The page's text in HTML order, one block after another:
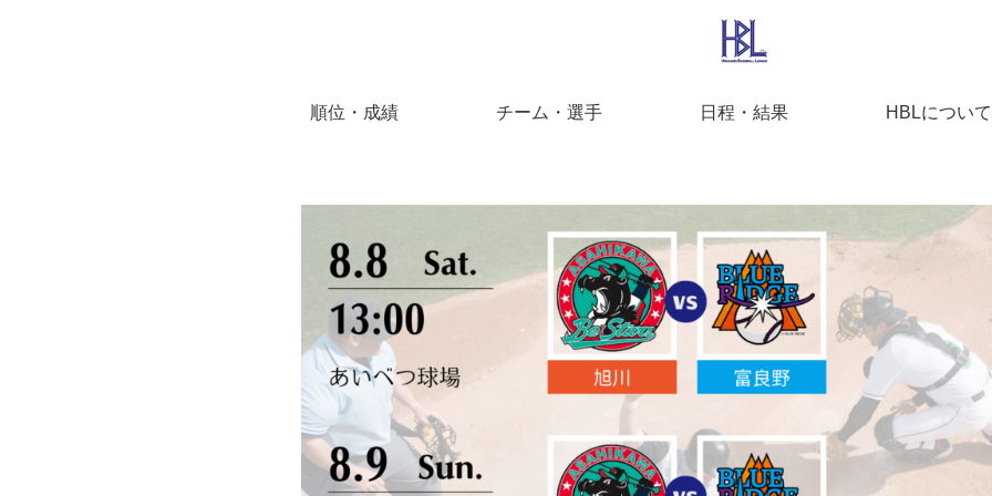
順位・成績 チーム・選手 日程・結果 HBLについて